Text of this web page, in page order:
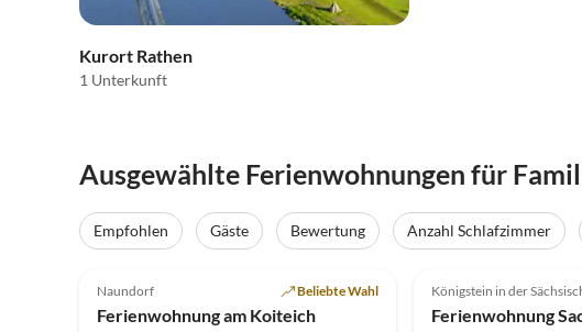
Kurort Rathen
1 Unterkunft
Ausgewählte Ferienwohnungen für
Empfohlen Gäste Bewertung Anzahl Schlafzimmer
Top-Inserat
Naundorf Beliebte Wahl
Ferienwohnung am Koiteich
Königstein in der